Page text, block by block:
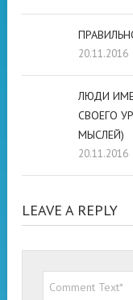
20.11.2016
ЛЮДИ
СВОЕГО
МЫСЛЕЙ)
20.11.2016
LEAVE A REPLY